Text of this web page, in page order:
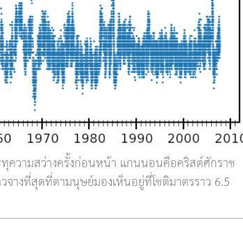
ความสว่างครั้งก่อนหน้า แกนนอนคือคริสต์ศักราช
างที่สุดที่ตามนุษย์มองเห็นอยู่ที่โชติมาตรราว 6.5